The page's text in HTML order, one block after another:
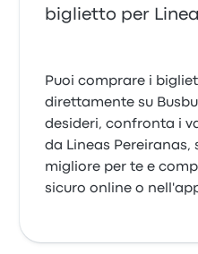
biglietto per
Puoi comprare i
direttamente su
desideri, confronta i
da Lineas Pereiranas,
migliore per te e
sicuro online o